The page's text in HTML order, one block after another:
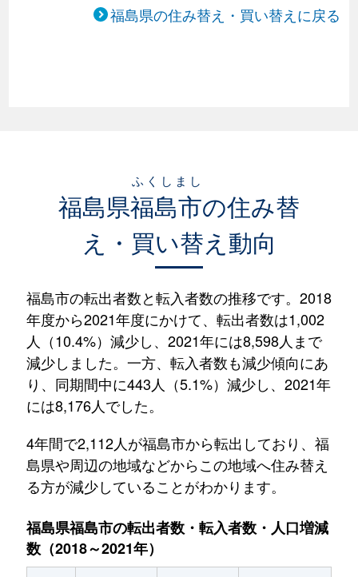
福島県の住み替え・買い替えに戻る
福島県福島市
ふくしまし
の住み替
え・買い替え動向
福島市の転出者数と転入者数の推移です。2018
年度から2021年度にかけて、転出者数は1,002
人（10.4%）減少し、2021年には8,598人まで
減少しました。一方、転入者数も減少傾向にあ
り、同期間中に443人（5.1%）減少し、2021年
には8,176人でした。
4年間で2,112人が福島市から転出しており、福
島県や周辺の地域などからこの地域へ住み替え
る方が減少していることがわかります。
福島県福島市の転出者数・転入者数・人口増減
数（2018～2021年）